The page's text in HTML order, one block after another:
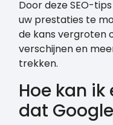
Door deze SEO-
uw prestaties te
de kans vergroten
verschijnen en
trekken.
Hoe kan
dat